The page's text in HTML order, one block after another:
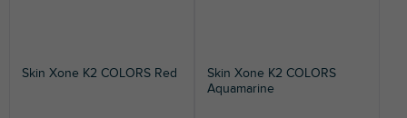
Skin Xone K2 COLORS Red
Skin Xone K2 COLORS
Aquamarine